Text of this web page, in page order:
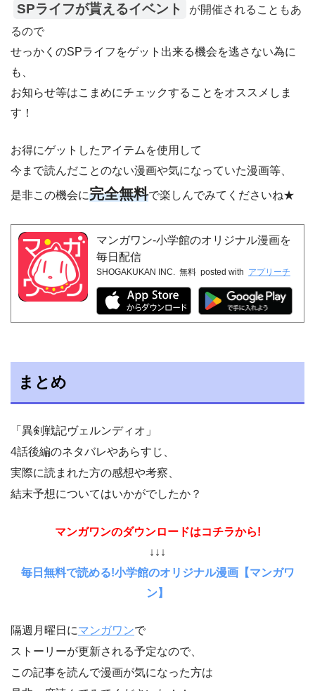
SPライフが貰えるイベント
が開催されることもあ
るので
せっかくのSPライフをゲット出来る機会を逃さない為に
も、
お知らせ等はこまめにチェックすることをオススメしま
す！
お得にゲットしたアイテムを使用して
今まで読んだことのない漫画や気になっていた漫画等、
是非この機会に完全無料で楽しんでみてくださいね★
マンガワン-小学館のオリジナル漫画を
毎日配信
SHOGAKUKAN INC. 無料 posted with アプリーチ
まとめ
「異剣戦記ヴェルンディオ」
4話後編のネタバレやあらすじ、
実際に読まれた方の感想や考察、
結末予想についてはいかがでしたか？
マンガワンのダウンロードはコチラから!
↓↓↓
毎日無料で読める!小学館のオリジナル漫画【マンガワ
ン】
隔週月曜日にマンガワンで
ストーリーが更新される予定なので、
この記事を読んで漫画が気になった方は